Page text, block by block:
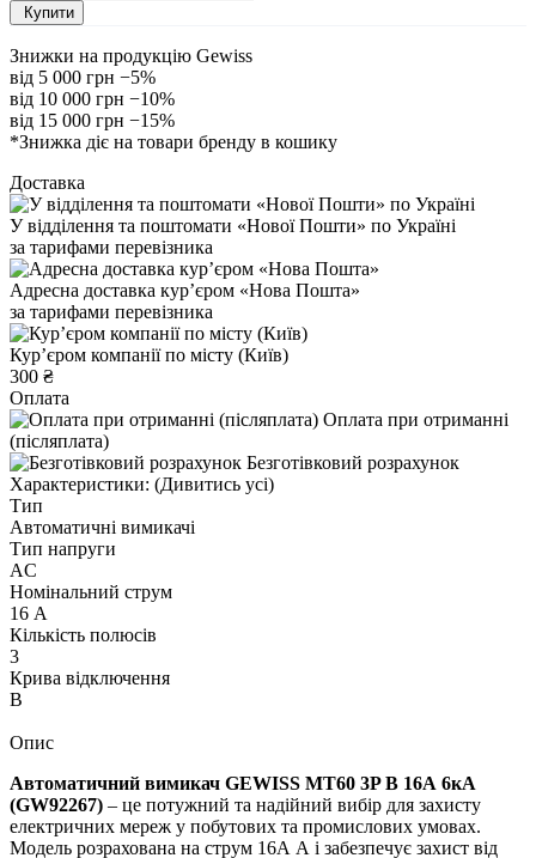
Купити
Знижки на продукцію Gewiss
від 5 000 грн −5%
від 10 000 грн −10%
від 15 000 грн −15%
*Знижка діє на товари бренду в кошику
Доставка
У відділення та поштомати «Нової Пошти» по Україні
за тарифами перевізника
Адресна доставка курʼєром «Нова Пошта»
за тарифами перевізника
Курʼєром компанії по місту (Київ)
300 ₴
Оплата
Оплата при отриманні
(післяплата)
Безготівковий розрахунок
Характеристики: (Дивитись усі)
Тип
Автоматичні вимикачі
Тип напруги
AC
Номінальний струм
16 А
Кількість полюсів
3
Крива відключення
B
Опис
Автоматичний вимикач GEWISS МТ60 3P B 16А 6кА
(GW92267) – це потужний та надійний вибір для захисту
електричних мереж у побутових та промислових умовах.
Модель розрахована на струм 16А А і забезпечує захист від